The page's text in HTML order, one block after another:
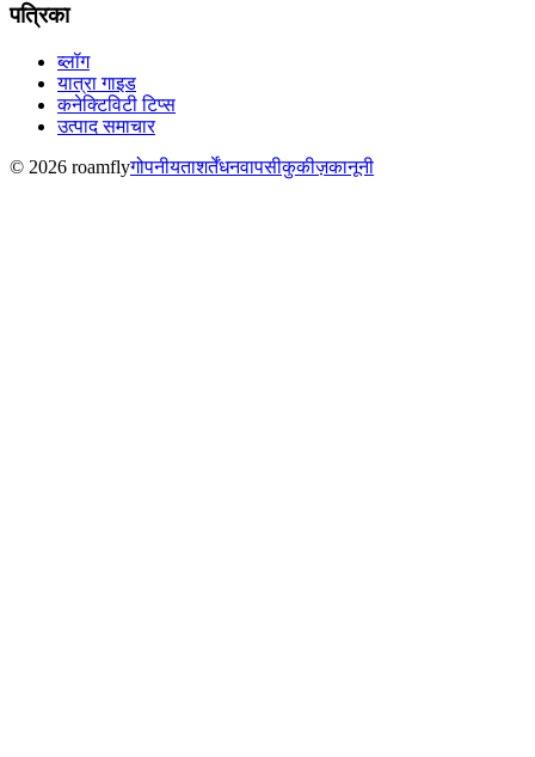
पत्रिका
ब्लॉग
यात्रा गाइड
कनेक्टिविटी टिप्स
उत्पाद समाचार
© 2026 roamflyगोपनीयताशर्तेंधनवापसीकुकीज़कानूनी